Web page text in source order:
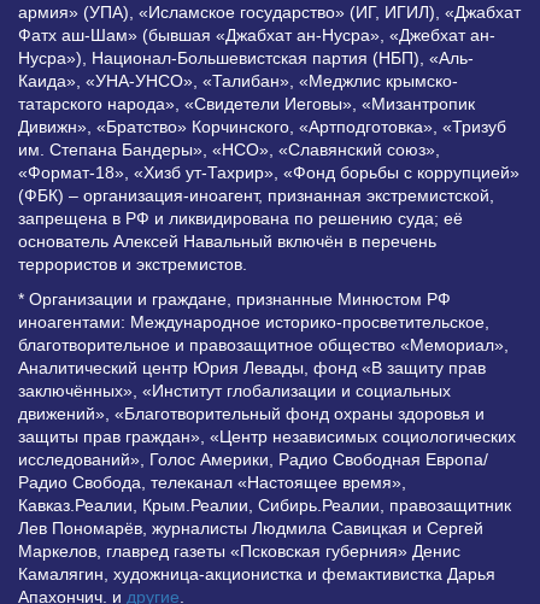
армия» (УПА), «Исламское государство» (ИГ, ИГИЛ), «Джабхат
Фатх аш-Шам» (бывшая «Джабхат ан-Нусра», «Джебхат ан-
Нусра»), Национал-Большевистская партия (НБП), «Аль-
Каида», «УНА-УНСО», «Талибан», «Меджлис крымско-
татарского народа», «Свидетели Иеговы», «Мизантропик
Дивижн», «Братство» Корчинского, «Артподготовка», «Тризуб
им. Степана Бандеры», «НСО», «Славянский союз»,
«Формат-18», «Хизб ут-Тахрир», «Фонд борьбы с коррупцией»
(ФБК) – организация-иноагент, признанная экстремистской,
запрещена в РФ и ликвидирована по решению суда; её
основатель Алексей Навальный включён в перечень
террористов и экстремистов.
* Организации и граждане, признанные Минюстом РФ
иноагентами: Международное историко-просветительское,
благотворительное и правозащитное общество «Мемориал»,
Аналитический центр Юрия Левады, фонд «В защиту прав
заключённых», «Институт глобализации и социальных
движений», «Благотворительный фонд охраны здоровья и
защиты прав граждан», «Центр независимых социологических
исследований», Голос Америки, Радио Свободная Европа/
Радио Свобода, телеканал «Настоящее время»,
Кавказ.Реалии, Крым.Реалии, Сибирь.Реалии, правозащитник
Лев Пономарёв, журналисты Людмила Савицкая и Сергей
Маркелов, главред газеты «Псковская губерния» Денис
Камалягин, художница-акционистка и фемактивистка Дарья
Апахончич. и другие